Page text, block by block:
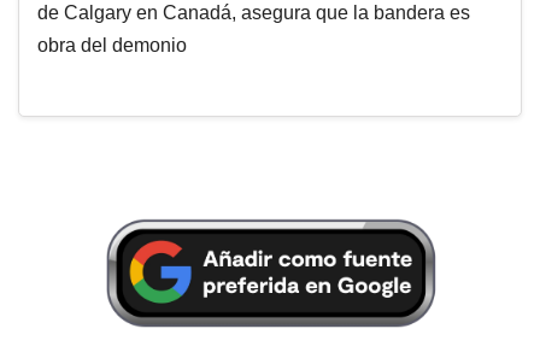
de Calgary en Canadá, asegura que la bandera es
obra del demonio